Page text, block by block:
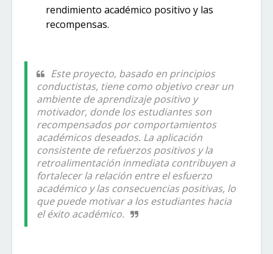
rendimiento académico positivo y las
recompensas.
Este proyecto, basado en principios
conductistas, tiene como objetivo crear un
ambiente de aprendizaje positivo y
motivador, donde los estudiantes son
recompensados por comportamientos
académicos deseados. La aplicación
consistente de refuerzos positivos y la
retroalimentación inmediata contribuyen a
fortalecer la relación entre el esfuerzo
académico y las consecuencias positivas, lo
que puede motivar a los estudiantes hacia
el éxito académico.